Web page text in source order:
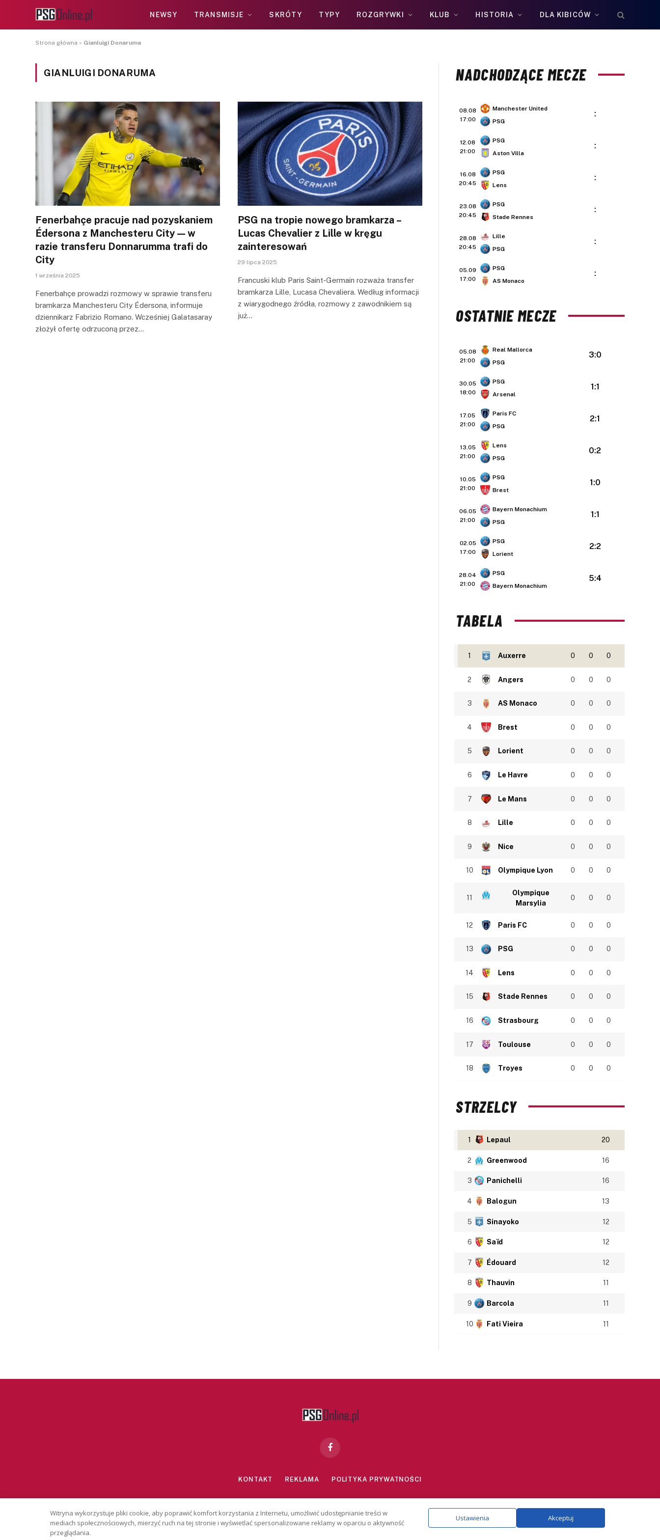
NEWSY TRANSMISJE SKRÓTY TYPY ROZGRYWKI KLUB HISTORIA DLA KIBICÓW
Strona główna » Gianluigi Donaruma
GIANLUIGI DONARUMA
Fenerbahçe pracuje nad pozyskaniem
Édersona z Manchesteru City — w
razie transferu Donnarumma trafi do
City
1 września 2025
Fenerbahçe prowadzi rozmowy w sprawie transferu
bramkarza Manchesteru City Édersona, informuje
dziennikarz Fabrizio Romano. Wcześniej Galatasaray
złożył ofertę odrzuconą przez…
PSG na tropie nowego bramkarza –
Lucas Chevalier z Lille w kręgu
zainteresowań
29 lipca 2025
Francuski klub Paris Saint-Germain rozważa transfer
bramkarza Lille, Lucasa Chevaliera. Według informacji
z wiarygodnego źródła, rozmowy z zawodnikiem są
już…
NADCHODZĄCE MECZE
08.08
17:00
Manchester United
PSG
:
12.08
21:00
PSG
Aston Villa
:
16.08
20:45
PSG
Lens
:
23.08
20:45
PSG
Stade Rennes
:
28.08
20:45
Lille
PSG
:
05.09
17:00
PSG
AS Monaco
:
OSTATNIE MECZE
05.08
21:00
Real Mallorca
PSG
3:0
30.05
18:00
PSG
Arsenal
1:1
17.05
21:00
Paris FC
PSG
2:1
13.05
21:00
Lens
PSG
0:2
10.05
21:00
PSG
Brest
1:0
06.05
21:00
Bayern Monachium
PSG
1:1
02.05
17:00
PSG
Lorient
2:2
28.04
21:00
PSG
Bayern Monachium
5:4
TABELA
1 Auxerre 0 0 0
2 Angers 0 0 0
3 AS Monaco 0 0 0
4 Brest 0 0 0
5 Lorient 0 0 0
6 Le Havre 0 0 0
7 Le Mans 0 0 0
8 Lille 0 0 0
9 Nice 0 0 0
10 Olympique Lyon 0 0 0
11
Olympique
Marsylia
0 0 0
12 Paris FC 0 0 0
13 PSG 0 0 0
14 Lens 0 0 0
15 Stade Rennes 0 0 0
16 Strasbourg 0 0 0
17 Toulouse 0 0 0
18 Troyes 0 0 0
STRZELCY
1 Lepaul 20
2 Greenwood 16
3 Panichelli 16
4 Balogun 13
5 Sinayoko 12
6 Saïd 12
7 Édouard 12
8 Thauvin 11
9 Barcola 11
10 Fati Vieira 11
Facebook
KONTAKT REKLAMA POLITYKA PRYWATNOŚCI
Copyright © 2026 PSGonline.pl
Witryna wykorzystuje pliki cookie, aby poprawić komfort korzystania z Internetu, umożliwić udostępnianie treści w
mediach społecznościowych, mierzyć ruch na tej stronie i wyświetlać spersonalizowane reklamy w oparciu o aktywność
przeglądania.
Ustawienia Akceptuj